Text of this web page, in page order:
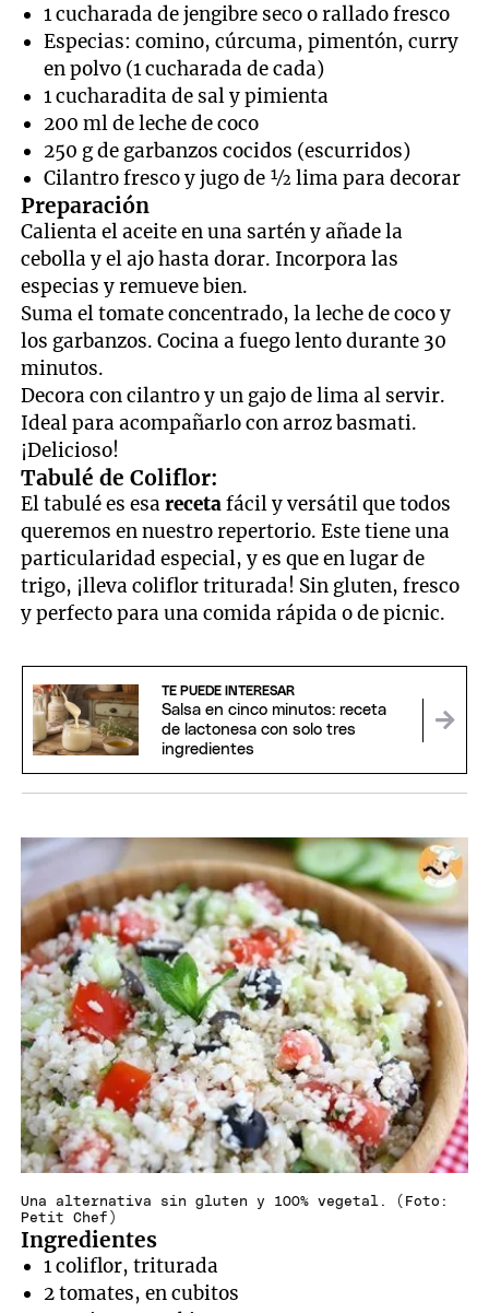
1 cucharada de jengibre seco o rallado fresco
Especias: comino, cúrcuma, pimentón, curry
en polvo (1 cucharada de cada)
1 cucharadita de sal y pimienta
200 ml de leche de coco
250 g de garbanzos cocidos (escurridos)
Cilantro fresco y jugo de ½ lima para decorar
Preparación
Calienta el aceite en una sartén y añade la
cebolla y el ajo hasta dorar. Incorpora las
especias y remueve bien.
Suma el tomate concentrado, la leche de coco y
los garbanzos. Cocina a fuego lento durante 30
minutos.
Decora con cilantro y un gajo de lima al servir.
Ideal para acompañarlo con arroz basmati.
¡Delicioso!
Tabulé de Coliflor:
El tabulé es esarecetafácil y versátil que todos
queremos en nuestro repertorio. Este tiene una
particularidad especial, y es que en lugar de
trigo, ¡lleva coliflor triturada! Sin gluten, fresco
y perfecto para una comida rápida o de picnic.
TE PUEDE INTERESAR
Salsa en cinco minutos: receta
de lactonesa con solo tres
ingredientes
Una alternativa sin gluten y 100% vegetal. (Foto:
Petit Chef)
Ingredientes
1 coliflor, triturada
2 tomates, en cubitos